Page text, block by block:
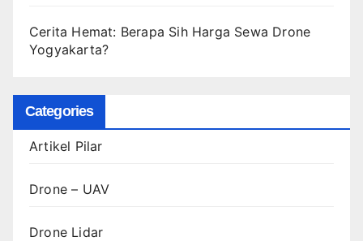
Cerita Hemat: Berapa Sih Harga Sewa Drone
Yogyakarta?
Categories
Artikel Pilar
Drone – UAV
Drone Lidar